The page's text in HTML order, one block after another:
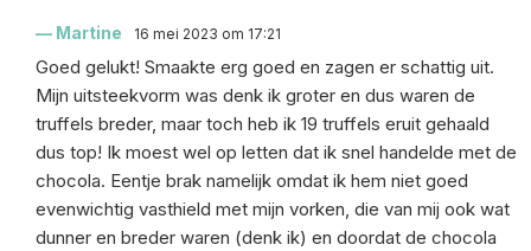
Martine 16 mei 2023 om 17:21
Goed gelukt! Smaakte erg goed en zagen er schattig uit.
Mijn uitsteekvorm was denk ik groter en dus waren de
truffels breder, maar toch heb ik 19 truffels eruit gehaald
dus top! Ik moest wel op letten dat ik snel handelde met de
chocola. Eentje brak namelijk omdat ik hem niet goed
evenwichtig vasthield met mijn vorken, die van mij ook wat
dunner en breder waren (denk ik) en doordat de chocola